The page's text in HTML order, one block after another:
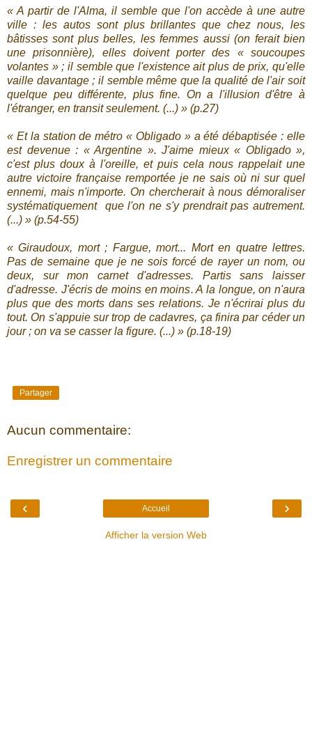
« A partir de l'Alma, il semble que l'on accède à une autre
ville : les autos sont plus brillantes que chez nous, les
bâtisses sont plus belles, les femmes aussi (on ferait bien
une prisonnière), elles doivent porter des « soucoupes
volantes » ; il semble que l'existence ait plus de prix, qu'elle
vaille davantage ; il semble même que la qualité de l'air soit
quelque peu différente, plus fine. On a l'illusion d'être à
l'étranger, en transit seulement. (...) » (p.27)
« Et la station de métro « Obligado » a été débaptisée : elle
est devenue : « Argentine ». J'aime mieux « Obligado »,
c'est plus doux à l'oreille, et puis cela nous rappelait une
autre victoire française remportée je ne sais où ni sur quel
ennemi, mais n'importe. On chercherait à nous démoraliser
systématiquement que l'on ne s'y prendrait pas autrement.
(...) » (p.54-55)
« Giraudoux, mort ; Fargue, mort... Mort en quatre lettres.
Pas de semaine que je ne sois forcé de rayer un nom, ou
deux, sur mon carnet d'adresses. Partis sans laisser
d'adresse. J'écris de moins en moins. A la longue, on n'aura
plus que des morts dans ses relations. Je n'écrirai plus du
tout. On s'appuie sur trop de cadavres, ça finira par céder un
jour ; on va se casser la figure. (...) » (p.18-19)
Partager
Aucun commentaire:
Enregistrer un commentaire
‹ ›
Accueil
Afficher la version Web